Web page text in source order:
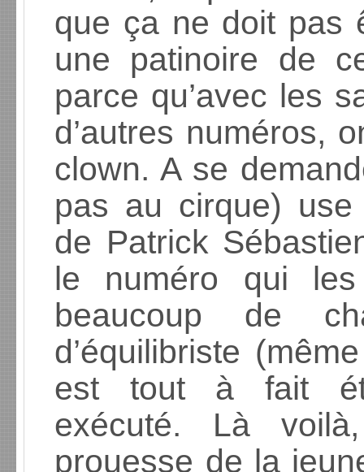
que ça ne doit pas
une patinoire de
parce qu’avec les
d’autres numéros,
clown. A se
pas au cirque) use
de Patrick
le numéro qui
beaucoup de
d’équilibriste
est tout à fait
exécuté. Là
prouesse de la